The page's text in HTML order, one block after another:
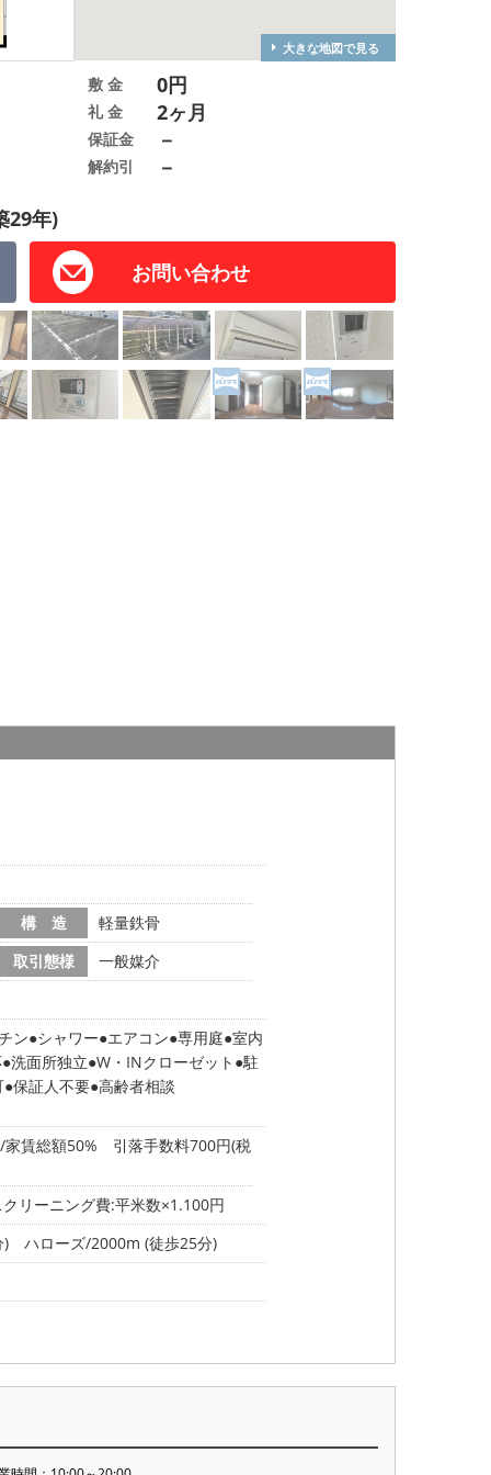
大きな地図で見る
お問い合わせ
29年)
敷 金 0円
礼 金 2ヶ月
保証金 －
解約引 －
構 造
軽量鉄骨
取引態様
一般媒介
ン シャワー エアコン 専用庭 室内
洗面所独立 W・INクローゼット 駐
保証人不要 高齢者相談
賃総額50% 引落手数料700円(税
リーニング費:平米数×1.100円
)
ハローズ/2000m (徒歩25分)